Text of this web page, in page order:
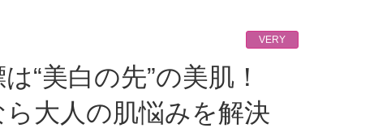
VERY
ら大人の肌悩みを解決